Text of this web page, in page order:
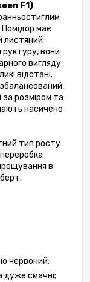
F1)
має
листяний
вони
вигляду
відстані.
за розміром та
насичено
тип росту
в
червоний;
дуже смачні;